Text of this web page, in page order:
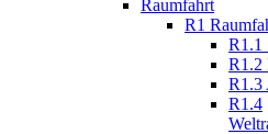
Raumfahrt
R1
R1.1
R1.2
R1.3
R1.4